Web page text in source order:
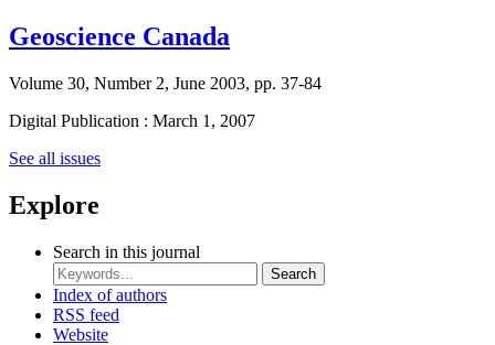
Geoscience Canada
Volume 30, Number 2, June 2003, pp. 37-84
Digital Publication : March 1, 2007
See all issues
Explore
Search in this journal
Search
Index of authors
RSS feed
Website